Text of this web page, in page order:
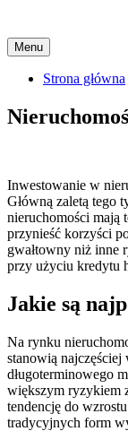
Menu Skip
to
content
Strona główna
Inwestowanie w
Główną zaletą tego
nieruchomości mają
przynieść korzyści
gwałtowny niż inne
przy użyciu kredytu
Jakie są
Na rynku
stanowią
długoterminowego
większym ryzykiem
tendencję do
tradycyjnych form